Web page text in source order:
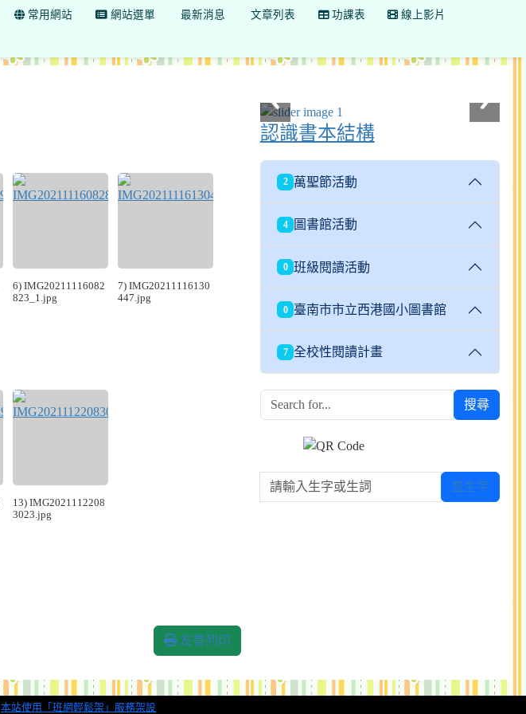
常用網站 網站選單 最新消息 文章列表 功課表 線上影片
6) IMG20211116082
823_1.jpg
7) IMG20211116130
447.jpg
13) IMG2021112208
3023.jpg
友善列印
認識書本結構
2 萬聖節活動
4 圖書館活動
0 班級閱讀活動
0 臺南市市立西港國小圖書館
7 全校性閱讀計畫
搜尋
請輸入生字或生詞 查生字
本站使用「班網輕鬆架」服務架設